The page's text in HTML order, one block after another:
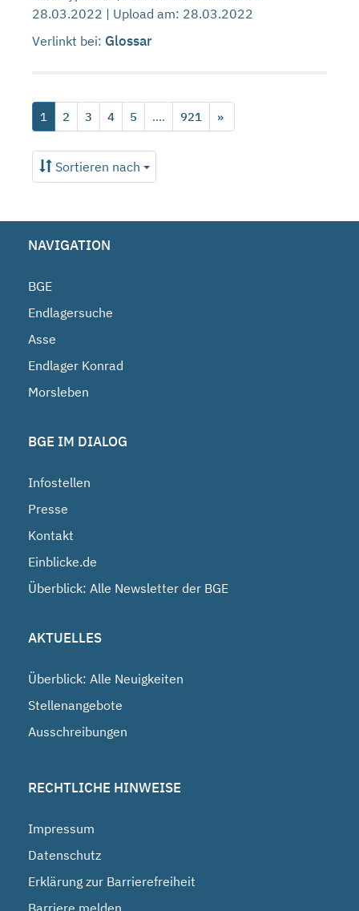
28.03.2022 | Upload am: 28.03.2022
Verlinkt bei: Glossar
1 2 3 4 5 .... 921 »
Sortieren nach
NAVIGATION
BGE
Endlagersuche
Asse
Endlager Konrad
Morsleben
BGE IM DIALOG
Infostellen
Presse
Kontakt
Einblicke.de
Überblick: Alle Newsletter der BGE
AKTUELLES
Überblick: Alle Neuigkeiten
Stellenangebote
Ausschreibungen
RECHTLICHE HINWEISE
Impressum
Datenschutz
Erklärung zur Barrierefreiheit
Barriere melden